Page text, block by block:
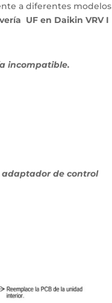
a diferentes
UF en Daikin VRV I
incompatible.
adaptador de control